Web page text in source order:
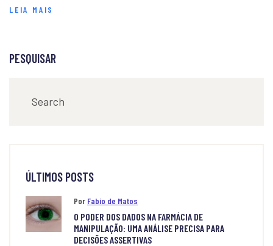
LEIA MAIS
PESQUISAR
ÚLTIMOS POSTS
Por Fabio de Matos
O PODER DOS DADOS NA FARMÁCIA DE
MANIPULAÇÃO: UMA ANÁLISE PRECISA PARA
DECISÕES ASSERTIVAS